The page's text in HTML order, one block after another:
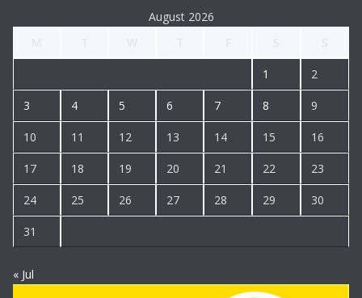
August 2026
1 2
3 4 5 6 7 8 9
10 11 12 13 14 15 16
17 18 19 20 21 22 23
24 25 26 27 28 29 30
31
« Jul